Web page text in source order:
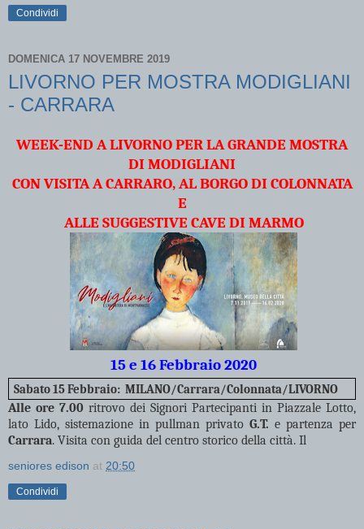
Condividi
DOMENICA 17 NOVEMBRE 2019
LIVORNO PER MOSTRA MODIGLIANI
- CARRARA
WEEK-END A LIVORNO PER LA GRANDE MOSTRA
DI MODIGLIANI
CON VISITA A CARRARO, AL BORGO DI COLONNATA
E
ALLE SUGGESTIVE CAVE DI MARMO
15 e 16 Febbraio 2020
Sabato 15 Febbraio: MILANO/Carrara/Colonnata/LIVORNO
Alle ore 7.00 ritrovo dei Signori Partecipanti in Piazzale Lotto,
lato Lido, sistemazione in pullman privato G.T. e partenza per
Carrara. Visita con guida del centro storico della città. Il
seniores edison at 20:50
Condividi